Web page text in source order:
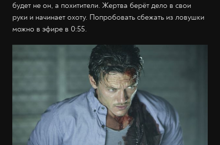
будет не он, а похитители. Жертва берёт дело в свои
руки и начинает охоту. Попробовать сбежать из ловушки
можно в эфире в 0:55.